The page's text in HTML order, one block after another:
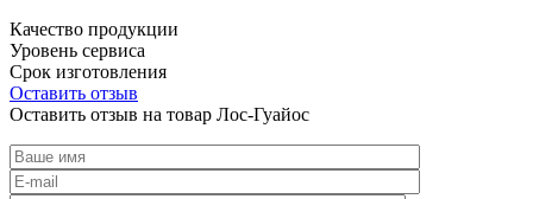
Качество продукции
Уровень сервиса
Срок изготовления
Оставить отзыв
Оставить отзыв на товар Лос-Гуайос